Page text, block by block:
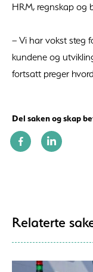
HRM, regnskap og
– Vi har vokst steg
kundene og
fortsatt preger
Del saken og skap
Relaterte